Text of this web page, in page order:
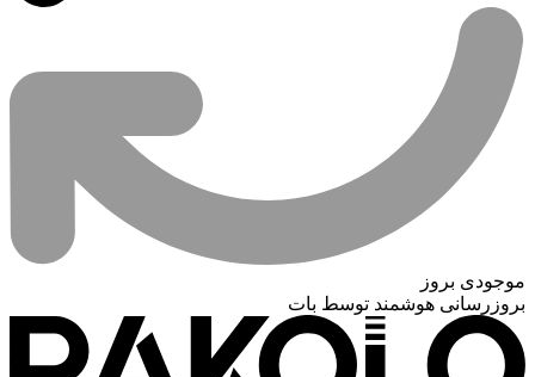
موجودی بروز
بروزرسانی هوشمند توسط بات